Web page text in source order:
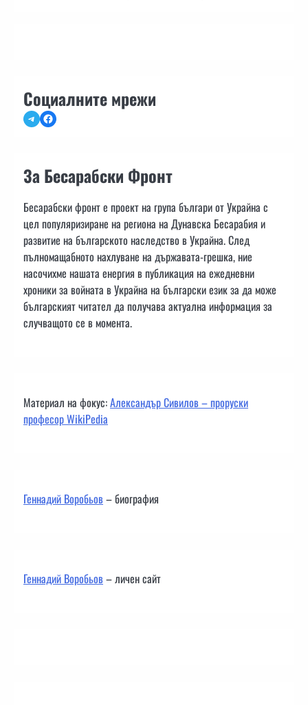
Социалните мрежи
TelegramFacebook
За Бесарабски Фронт
Бесарабски фронт е проект на група българи от Украйна с
цел популяризиране на региона на Дунавска Бесарабия и
развитие на българското наследство в Украйна. След
пълномащабното нахлуване на държавата-грешка, ние
насочихме нашата енергия в публикация на ежедневни
хроники за войната в Украйна на български език за да може
българският читател да получава актуална информация за
случващото се в момента.
Материал на фокус:Александър Сивилов – проруски
професор WikiPedia
Геннадий Воробьов– биография
Геннадий Воробьов– личен сайт